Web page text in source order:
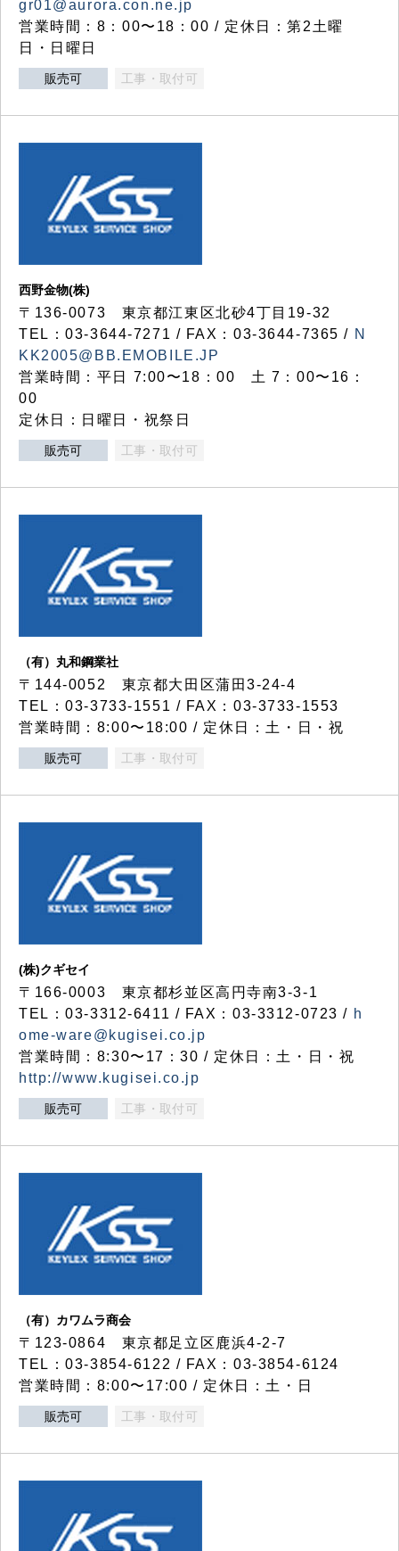
gr01@aurora.con.ne.jp
営業時間：8：00〜18：00 / 定休日：第2土曜
日・日曜日
販売可 工事・取付可
西野金物(株)
〒136-0073 東京都江東区北砂4丁目19-32
TEL：03‐3644‐7271 / FAX：03-3644-7365 / N
KK2005@BB.EMOBILE.JP
営業時間：平日 7:00〜18：00 土 7：00〜16：
00
定休日：日曜日・祝祭日
販売可 工事・取付可
（有）丸和鋼業社
〒144-0052 東京都大田区蒲田3-24-4
TEL：03-3733-1551 / FAX：03-3733-1553
営業時間：8:00〜18:00 / 定休日：土・日・祝
販売可 工事・取付可
(株)クギセイ
〒166-0003 東京都杉並区高円寺南3-3-1
TEL：03-3312-6411 / FAX：03-3312-0723 / h
ome-ware@kugisei.co.jp
営業時間：8:30〜17：30 / 定休日：土・日・祝
http://www.kugisei.co.jp
販売可 工事・取付可
（有）カワムラ商会
〒123-0864 東京都足立区鹿浜4-2-7
TEL：03-3854-6122 / FAX：03-3854-6124
営業時間：8:00〜17:00 / 定休日：土・日
販売可 工事・取付可